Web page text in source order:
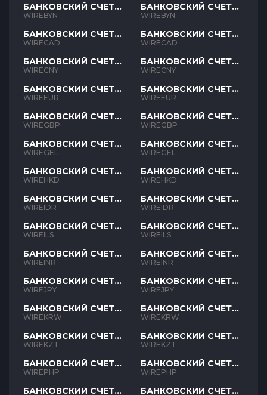
БАНКОВСКИЙ СЧЕТ
BYN
WIREBYN
БАНКОВСКИЙ СЧЕТ
CAD
WIRECAD
БАНКОВСКИЙ СЧЕТ
CNY
WIRECNY
БАНКОВСКИЙ СЧЕТ
EUR
WIREEUR
БАНКОВСКИЙ СЧЕТ
GBP
WIREGBP
БАНКОВСКИЙ СЧЕТ
GEL
WIREGEL
БАНКОВСКИЙ СЧЕТ
HKD
WIREHKD
БАНКОВСКИЙ СЧЕТ
IDR
WIREIDR
БАНКОВСКИЙ СЧЕТ
ILS
WIREILS
БАНКОВСКИЙ СЧЕТ
INR
WIREINR
БАНКОВСКИЙ СЧЕТ
JPY
WIREJPY
БАНКОВСКИЙ СЧЕТ
KRW
WIREKRW
БАНКОВСКИЙ СЧЕТ
KZT
WIREKZT
БАНКОВСКИЙ СЧЕТ
PHP
WIREPHP
БАНКОВСКИЙ СЧЕТ
БАНКОВСКИЙ СЧЕТ
BYN
WIREBYN
БАНКОВСКИЙ СЧЕТ
CAD
WIRECAD
БАНКОВСКИЙ СЧЕТ
CNY
WIRECNY
БАНКОВСКИЙ СЧЕТ
EUR
WIREEUR
БАНКОВСКИЙ СЧЕТ
GBP
WIREGBP
БАНКОВСКИЙ СЧЕТ
GEL
WIREGEL
БАНКОВСКИЙ СЧЕТ
HKD
WIREHKD
БАНКОВСКИЙ СЧЕТ
IDR
WIREIDR
БАНКОВСКИЙ СЧЕТ
ILS
WIREILS
БАНКОВСКИЙ СЧЕТ
INR
WIREINR
БАНКОВСКИЙ СЧЕТ
JPY
WIREJPY
БАНКОВСКИЙ СЧЕТ
KRW
WIREKRW
БАНКОВСКИЙ СЧЕТ
KZT
WIREKZT
БАНКОВСКИЙ СЧЕТ
PHP
WIREPHP
БАНКОВСКИЙ СЧЕТ